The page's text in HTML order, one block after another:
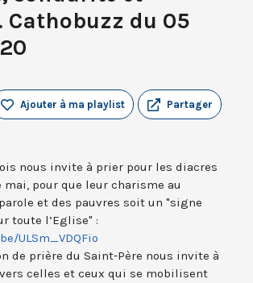
Cathobuzz du 05
Partager
Ajouter à ma playlist
nous invite à prier pour les diacres
mai, pour que leur charisme au
et des pauvres soit un "signe
toute l’Eglise" :
ULSm_VDQFio
de prière du Saint-Père nous invite à
celles et ceux qui se mobilisent